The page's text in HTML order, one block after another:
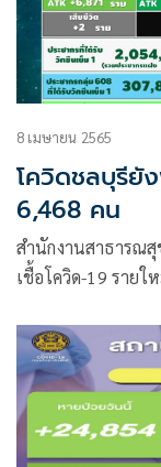
8 เมษายน 2565
โควิดชลบุรียั
6,468 คน
สำนักงานสาธารณ
เชื้อโควิด-19 ราย